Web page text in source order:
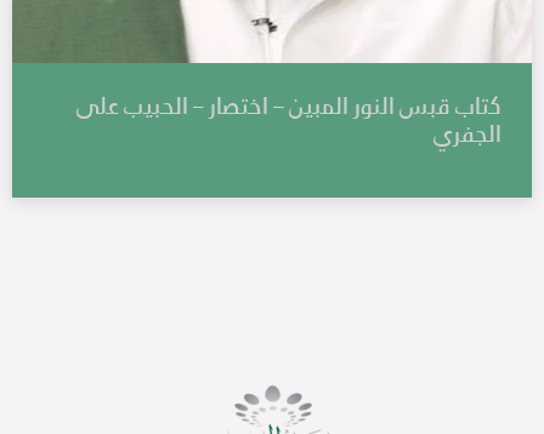
كتاب قبس النور المبين – اختصار – الحبيب على
الجفري